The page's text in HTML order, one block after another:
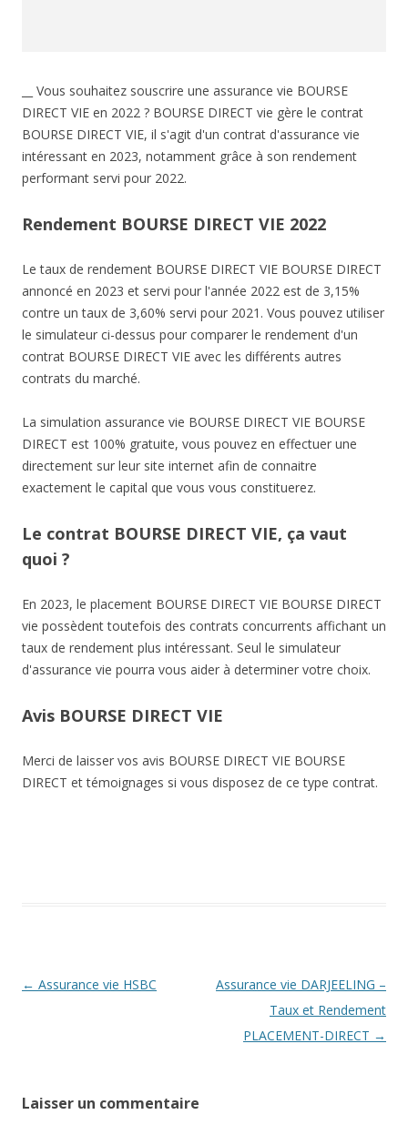
__ Vous souhaitez souscrire une assurance vie BOURSE
DIRECT VIE en 2022 ? BOURSE DIRECT vie gère le contrat
BOURSE DIRECT VIE, il s'agit d'un contrat d'assurance vie
intéressant en 2023, notamment grâce à son rendement
performant servi pour 2022.
Rendement BOURSE DIRECT VIE 2022
Le taux de rendement BOURSE DIRECT VIE BOURSE DIRECT
annoncé en 2023 et servi pour l'année 2022 est de 3,15%
contre un taux de 3,60% servi pour 2021. Vous pouvez utiliser
le simulateur ci-dessus pour comparer le rendement d'un
contrat BOURSE DIRECT VIE avec les différents autres
contrats du marché.
La simulation assurance vie BOURSE DIRECT VIE BOURSE
DIRECT est 100% gratuite, vous pouvez en effectuer une
directement sur leur site internet afin de connaitre
exactement le capital que vous vous constituerez.
Le contrat BOURSE DIRECT VIE, ça vaut
quoi ?
En 2023, le placement BOURSE DIRECT VIE BOURSE DIRECT
vie possèdent toutefois des contrats concurrents affichant un
taux de rendement plus intéressant. Seul le simulateur
d'assurance vie pourra vous aider à determiner votre choix.
Avis BOURSE DIRECT VIE
Merci de laisser vos avis BOURSE DIRECT VIE BOURSE
DIRECT et témoignages si vous disposez de ce type contrat.
Navigation
← Assurance vie HSBC
Assurance vie DARJEELING –
Taux et Rendement
PLACEMENT-DIRECT →
Laisser un commentaire